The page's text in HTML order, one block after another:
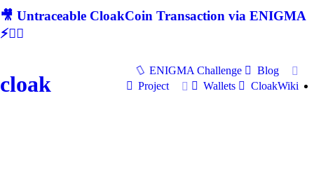
🎥 Untraceable CloakCoin Transaction via ENIGMA
⚡🕵‍♂
cloak
ENIGMA Challenge
Blog
Project
Wallets CloakWiki